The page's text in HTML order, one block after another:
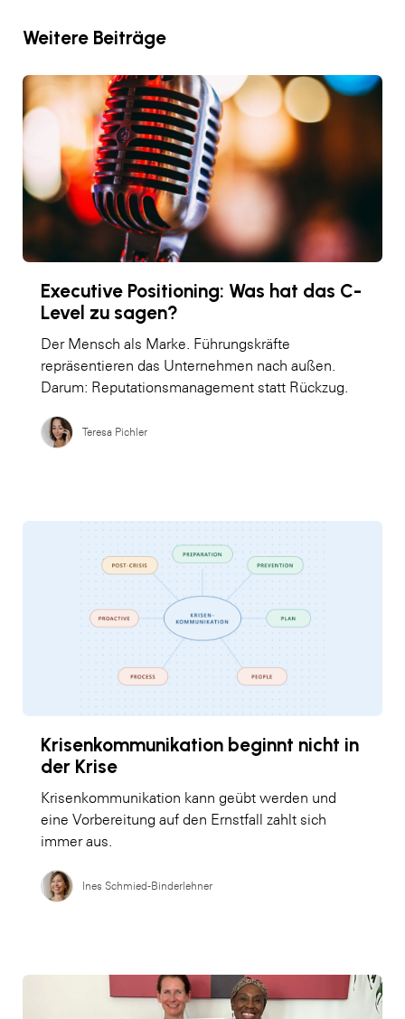
Weitere Beiträge
Executive Positioning: Was hat das C-
Level zu sagen?
Der Mensch als Marke. Führungskräfte
repräsentieren das Unternehmen nach außen.
Darum: Reputationsmanagement statt Rückzug.
Teresa Pichler
Krisenkommunikation beginnt nicht in
der Krise
Krisenkommunikation kann geübt werden und
eine Vorbereitung auf den Ernstfall zahlt sich
immer aus.
Ines Schmied-Binderlehner